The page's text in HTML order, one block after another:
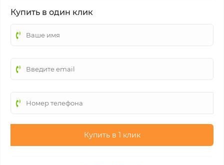
Купить в один клик
Купить в 1 клик